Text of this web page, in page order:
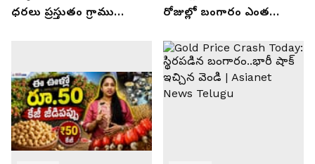
ధరలు ప్రస్తుతం గ్రాము
రోజుల్లో బంగారం ఎంత
News Telugu